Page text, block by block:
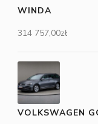
WINDA
314 757,00zł
VOLKSWAGEN